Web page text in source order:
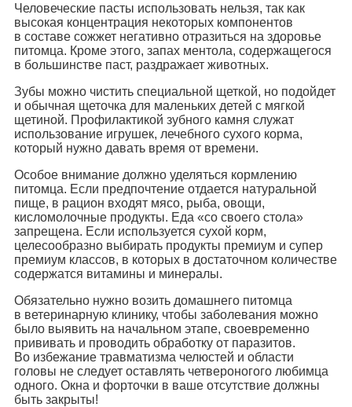
Человеческие пасты использовать нельзя, так как
высокая концентрация некоторых компонентов
в составе сожжет негативно отразиться на здоровье
питомца. Кроме этого, запах ментола, содержащегося
в большинстве паст, раздражает животных.
Зубы можно чистить специальной щеткой, но подойдет
и обычная щеточка для маленьких детей с мягкой
щетиной. Профилактикой зубного камня служат
использование игрушек, лечебного сухого корма,
который нужно давать время от времени.
Особое внимание должно уделяться кормлению
питомца. Если предпочтение отдается натуральной
пище, в рацион входят мясо, рыба, овощи,
кисломолочные продукты. Еда «со своего стола»
запрещена. Если используется сухой корм,
целесообразно выбирать продукты премиум и супер
премиум классов, в которых в достаточном количестве
содержатся витамины и минералы.
Обязательно нужно возить домашнего питомца
в ветеринарную клинику, чтобы заболевания можно
было выявить на начальном этапе, своевременно
прививать и проводить обработку от паразитов.
Во избежание травматизма челюстей и области
головы не следует оставлять четвероногого любимца
одного. Окна и форточки в ваше отсутствие должны
быть закрыты!